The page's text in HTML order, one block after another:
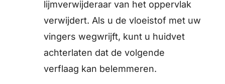
lijmverwijderaar van het oppervlak
verwijdert. Als u de vloeistof met uw
vingers wegwrijft, kunt u huidvet
achterlaten dat de volgende
verflaag kan belemmeren.